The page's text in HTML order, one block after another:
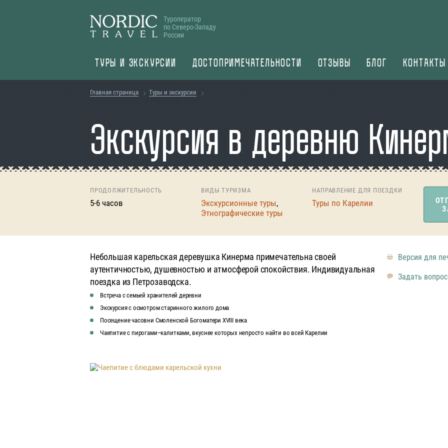
Туроператор
по Северо-Западу
России
ТУРЫ И ЭКСКУРСИИ ДОСТОПРИМЕЧАТЕЛЬНОСТИ ОТЗЫВЫ БЛОГ КОНТАКТЫ
Главная страница Туры и экскурсии
Экскурсия в деревню
ПРОДОЛЖИТЕЛЬНОСТЬ
5-6 часов
ВИДЫ ТУРИЗМА
Экскурсионные туры,
Этнографические туры
НАПРАВЛЕНИЕ ДЛЯ ПОЕЗДКИ
Туры по Карелии
Небольшая карельская деревушка Кинерма примечательна своей
аутентичностью, душевностью и атмосферой спокойствия. Индивидуальная
поездка из Петрозаводска.
Встреча с семьей хранителей деревни
Экскурсия с осмотром старинного жилого дома
Посещение часовни Смоленской Богоматери XVIII века
Чаепитие с пирогами–калитками, вкуснее которых непросто найти во всей Карелии
Версия для
Задать вопрос